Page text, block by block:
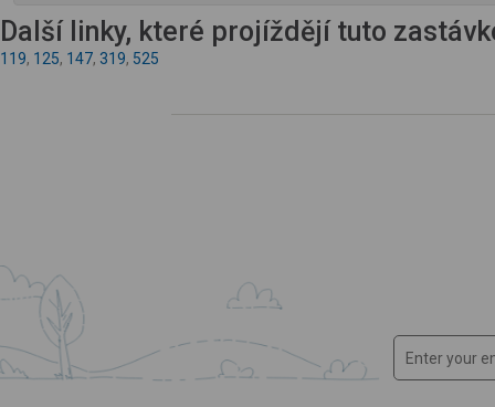
Další linky, které projíždějí tuto
119, 125, 147, 319, 525